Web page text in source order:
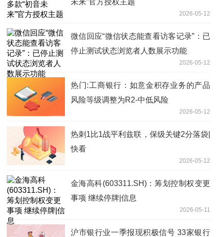
2026-05-12
微信回应“微信状态能查看访客记录”：已
停止测试状态浏览者人数展示功能
2026-05-12
热门:工商银行：如意金积存业务的产品
风险等级调整为R2-中低风险
2026-05-12
热刺1比1战平利兹联，保级关键2分落袋|
快看
2026-05-12
金海高科(603311.SH)：筹划控制权变更
事项 继续停牌|信息
2026-05-11
沪市银行业一季报现积极信号 33家银行